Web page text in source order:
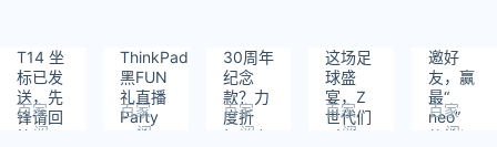
T14 坐
标已发
送，先
锋请回
答！
百家
阅
ThinkPad
黑FUN
礼直播
Party
即将开
百家
阅
30周年
纪念
款？力
度折
扣？专
百家
阅
这场足
球盛
宴，Z
世代们
“赢麻
百家
阅
邀好
友，赢
最“
neo”
的笔记
百家
阅